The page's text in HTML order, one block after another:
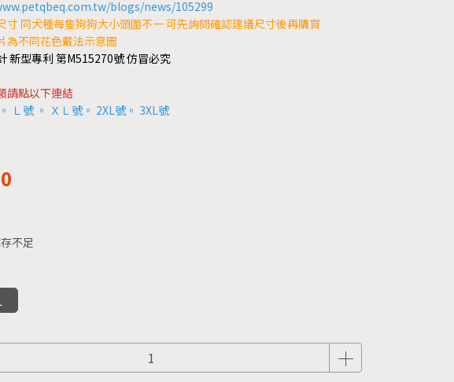
blogs/news/105299
寸 同犬種每隻狗狗大小頭圍不一 可先詢問確認建議尺寸後再購買
為不同花色戴法示意圖
新型專利 第M515270號 仿冒必究
請點以下連結
Ｌ號。 ＸＬ號。 2XL號。 3XL號
不足